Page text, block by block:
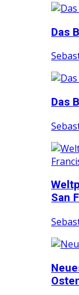
Das
Das
San